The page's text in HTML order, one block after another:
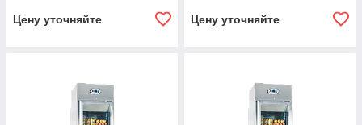
Цену уточняйте Цену уточняйте